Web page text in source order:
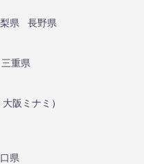
県
長野県
三重県
大阪ミナミ ）
県